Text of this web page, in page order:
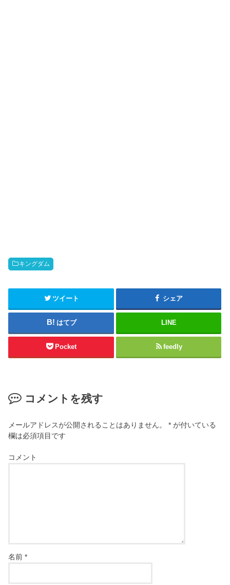
キングダム
ツイート シェア
はてブ LINE
Pocket feedly
コメントを残す
メールアドレスが公開されることはありません。 * が付いている
欄は必須項目です
コメント
名前*